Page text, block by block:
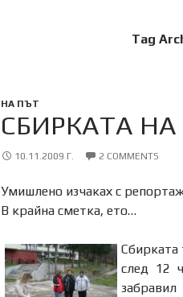
Tag
НА ПЪТ
СБИРКАТА
10.11.2009 Г. 2 COMMENTS
Умишлено изчаках с
В крайна сметка, ето…
Сбирката
след 12